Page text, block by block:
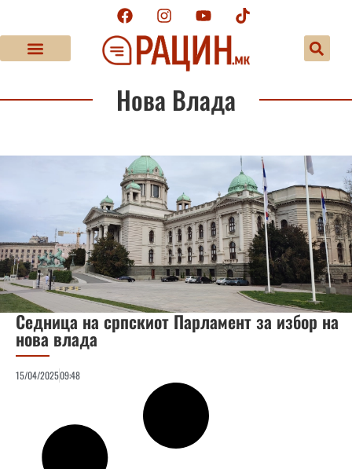
Нова Влада
Седница на српскиот Парламент за избор на
нова влада
15/04/202509:48